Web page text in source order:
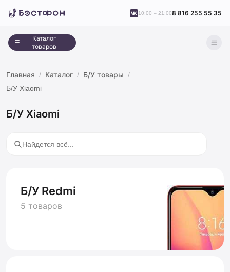
Каталог
товаров
10:00 – 21:008 816 255 55 35
Главная Каталог Б/У товары
Б/У Xiaomi
Б/У Xiaomi
Б/У Redmi
5 товаров